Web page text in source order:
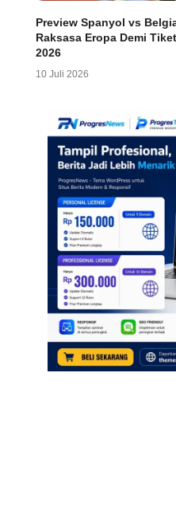
Preview Spanyol vs
Raksasa Eropa Demi
2026
10 Juli 2026